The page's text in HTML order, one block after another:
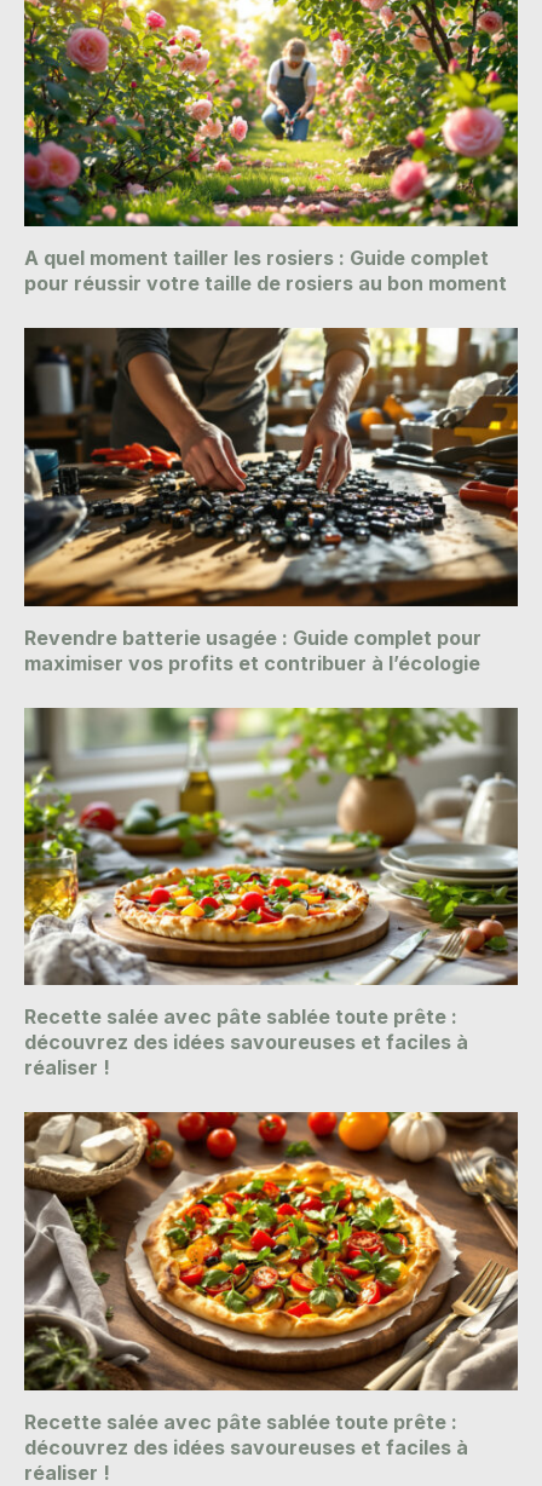
A quel moment tailler les rosiers : Guide complet
pour réussir votre taille de rosiers au bon moment
Revendre batterie usagée : Guide complet pour
maximiser vos profits et contribuer à l’écologie
Recette salée avec pâte sablée toute prête :
découvrez des idées savoureuses et faciles à
réaliser !
Recette salée avec pâte sablée toute prête :
découvrez des idées savoureuses et faciles à
réaliser !